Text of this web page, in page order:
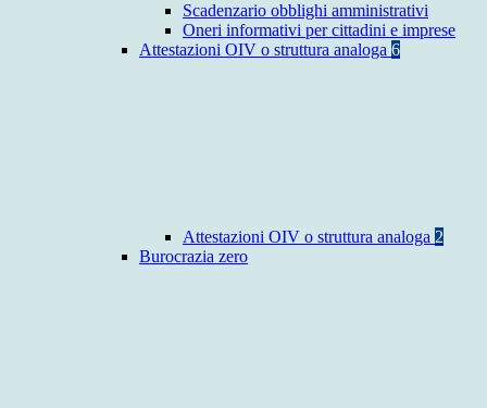
Scadenzario obblighi amministrativi
Oneri informativi per cittadini e imprese
Attestazioni OIV o struttura analoga 6
Attestazioni OIV o struttura analoga 2
Burocrazia zero